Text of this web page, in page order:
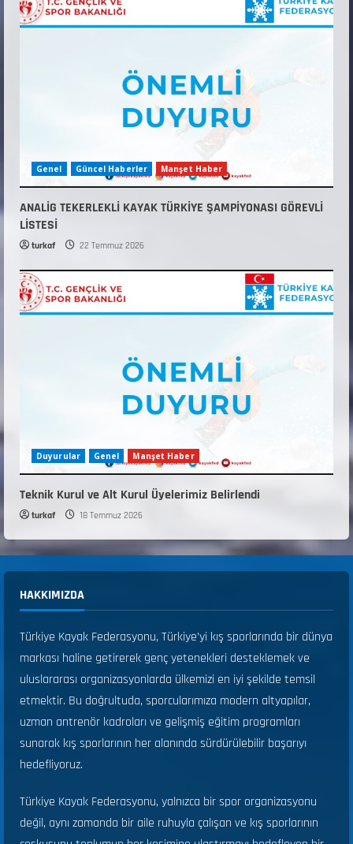
Genel Güncel Haberler Manşet Haber
ANALİG TEKERLEKLİ KAYAK TÜRKİYE ŞAMPİYONASI GÖREVLİ
LİSTESİ
turkaf 22 Temmuz 2026
Duyurular Genel Manşet Haber
Teknik Kurul ve Alt Kurul Üyelerimiz Belirlendi
turkaf 18 Temmuz 2026
HAKKIMIZDA
Türkiye Kayak Federasyonu, Türkiye’yi kış sporlarında bir dünya
markası haline getirerek genç yetenekleri desteklemek ve
uluslararası organizasyonlarda ülkemizi en iyi şekilde temsil
etmektir. Bu doğrultuda, sporcularımıza modern altyapılar,
uzman antrenör kadroları ve gelişmiş eğitim programları
sunarak kış sporlarının her alanında sürdürülebilir başarıyı
hedefliyoruz.
Türkiye Kayak Federasyonu, yalnızca bir spor organizasyonu
değil, aynı zamanda bir aile ruhuyla çalışan ve kış sporlarının